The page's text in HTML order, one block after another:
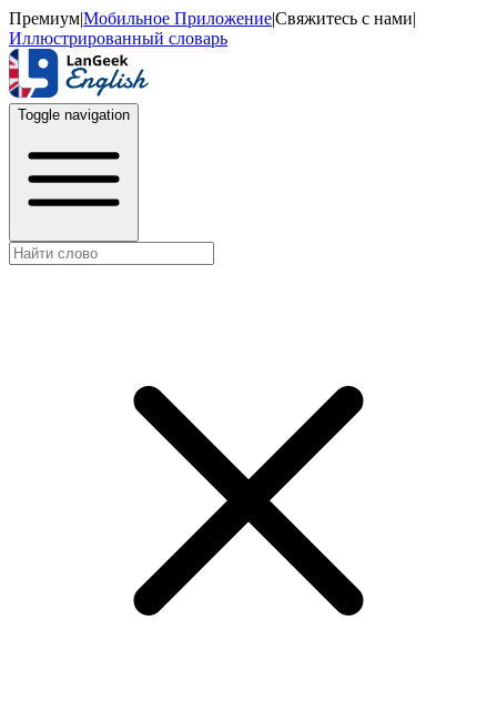
Премиум|Мобильное Приложение|Свяжитесь с нами|
Иллюстрированный словарь
Toggle navigation